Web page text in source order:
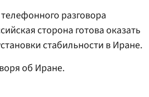
разговора
сторона готова оказать
стабильности в Иране.
об Иране.